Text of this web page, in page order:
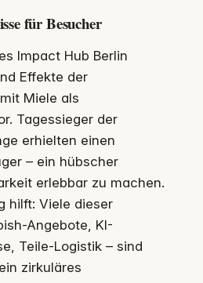
für Besucher
Impact Hub Berlin
Effekte der
Miele als
Tagessieger der
erhielten einen
– ein hübscher
erlebbar zu machen.
hilft: Viele dieser
Angebote, KI-
Teile-Logistik – sind
zirkuläres